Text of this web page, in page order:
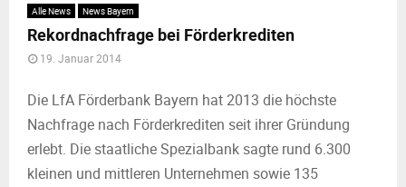
M
A
R
Alle News News Bayern
Rekordnachfrage bei Förderkrediten
19. Januar 2014
Die LfA Förderbank Bayern hat 2013 die höchste
Nachfrage nach Förderkrediten seit ihrer Gründung
erlebt. Die staatliche Spezialbank sagte rund 6.300
kleinen und mittleren Unternehmen sowie 135